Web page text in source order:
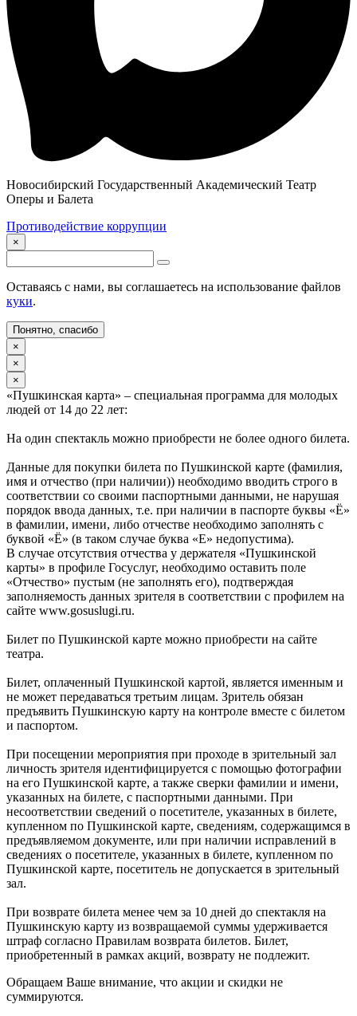
Новосибирский Государственный Академический Театр
Оперы и Балета
Противодействие коррупции
×
Оставаясь с нами, вы соглашаетесь на использование файлов
куки.
Понятно, спасибо
×
×
×
«Пушкинская карта» – специальная программа для молодых
людей от 14 до 22 лет:
На один спектакль можно приобрести не более одного билета.
Данные для покупки билета по Пушкинской карте (фамилия,
имя и отчество (при наличии)) необходимо вводить строго в
соответствии со своими паспортными данными, не нарушая
порядок ввода данных, т.е. при наличии в паспорте буквы «Ё»
в фамилии, имени, либо отчестве необходимо заполнять с
буквой «Ё» (в таком случае буква «Е» недопустима).
В случае отсутствия отчества у держателя «Пушкинской
карты» в профиле Госуслуг, необходимо оставить поле
«Отчество» пустым (не заполнять его), подтверждая
заполняемость данных зрителя в соответствии с профилем на
сайте www.gosuslugi.ru.
Билет по Пушкинской карте можно приобрести на сайте
театра.
Билет, оплаченный Пушкинской картой, является именным и
не может передаваться третьим лицам. Зритель обязан
предъявить Пушкинскую карту на контроле вместе с билетом
и паспортом.
При посещении мероприятия при проходе в зрительный зал
личность зрителя идентифицируется с помощью фотографии
на его Пушкинской карте, а также сверки фамилии и имени,
указанных на билете, с паспортными данными. При
несоответствии сведений о посетителе, указанных в билете,
купленном по Пушкинской карте, сведениям, содержащимся в
предъявляемом документе, или при наличии исправлений в
сведениях о посетителе, указанных в билете, купленном по
Пушкинской карте, посетитель не допускается в зрительный
зал.
При возврате билета менее чем за 10 дней до спектакля на
Пушкинскую карту из возвращаемой суммы удерживается
штраф согласно Правилам возврата билетов. Билет,
приобретенный в рамках акций, возврату не подлежит.
Обращаем Ваше внимание, что акции и скидки не
суммируются.